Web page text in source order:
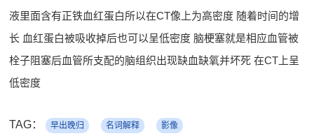
液里面含有正铁血红蛋白所以在CT像上为高密度 随着时间的增
长 血红蛋白被吸收掉后也可以呈低密度 脑梗塞就是相应血管被
栓子阻塞后血管所支配的脑组织出现缺血缺氧并坏死 在CT上呈
低密度
TAG： 早出晚归 名词解释 影像